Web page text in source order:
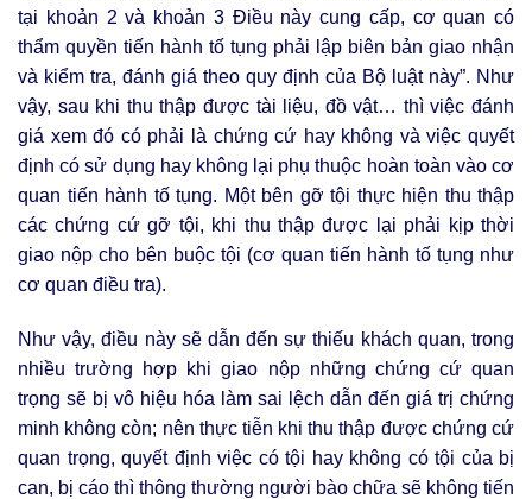
tại khoản 2 và khoản 3 Điều này cung cấp, cơ quan có
thẩm quyền tiến hành tố tụng phải lập biên bản giao nhận
và kiểm tra, đánh giá theo quy định của Bộ luật này”. Như
vậy, sau khi thu thập được tài liệu, đồ vật… thì việc đánh
giá xem đó có phải là chứng cứ hay không và việc quyết
định có sử dụng hay không lại phụ thuộc hoàn toàn vào cơ
quan tiến hành tố tụng. Một bên gỡ tội thực hiện thu thập
các chứng cứ gỡ tội, khi thu thập được lại phải kịp thời
giao nộp cho bên buộc tội (cơ quan tiến hành tố tụng như
cơ quan điều tra).
Như vậy, điều này sẽ dẫn đến sự thiếu khách quan, trong
nhiều trường hợp khi giao nộp những chứng cứ quan
trọng sẽ bị vô hiệu hóa làm sai lệch dẫn đến giá trị chứng
minh không còn; nên thực tiễn khi thu thập được chứng cứ
quan trọng, quyết định việc có tội hay không có tội của bị
can, bị cáo thì thông thường người bào chữa sẽ không tiến